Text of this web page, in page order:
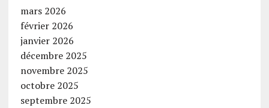
mars 2026
février 2026
janvier 2026
décembre 2025
novembre 2025
octobre 2025
septembre 2025